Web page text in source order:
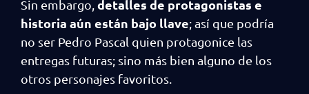
Sin embargo, detalles de protagonistas e
historia aún están bajo llave; así que podría
no ser Pedro Pascal quien protagonice las
entregas futuras; sino más bien alguno de los
otros personajes favoritos.